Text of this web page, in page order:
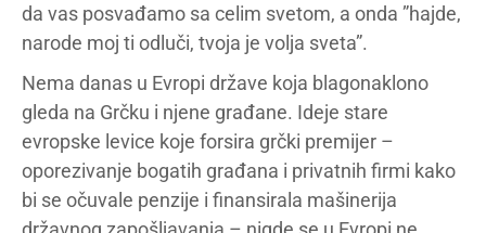
da vas posvađamo sa celim svetom, a onda ”hajde,
narode moj ti odluči, tvoja je volja sveta”.
Nema danas u Evropi države koja blagonaklono
gleda na Grčku i njene građane. Ideje stare
evropske levice koje forsira grčki premijer –
oporezivanje bogatih građana i privatnih firmi kako
bi se očuvale penzije i finansirala mašinerija